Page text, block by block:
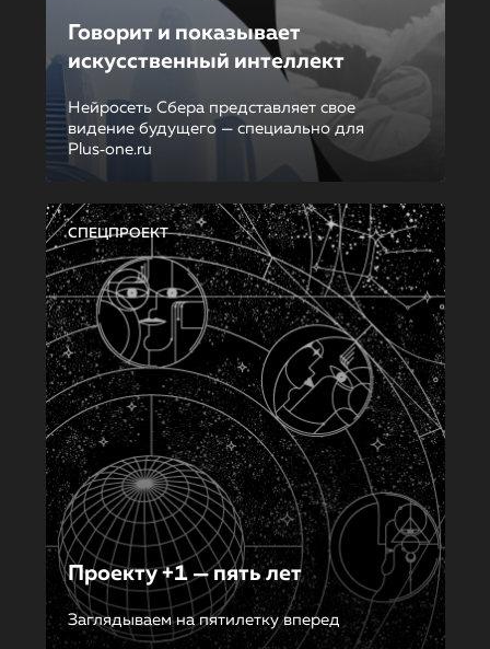
Говорит и показывает
искусственный интеллект
Нейросеть Сбера представляет свое
видение будущего — специально для
Plus‑one.ru
СПЕЦПРОЕКТ
Проекту +1 — пять лет
Заглядываем на пятилетку вперед